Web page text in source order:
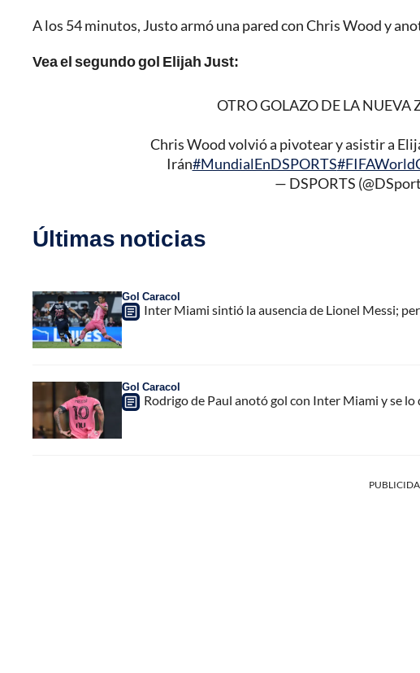
A los 54 minutos, Justo armó una pared con Chris Wood y
Vea el segundo gol Elijah Just:
OTRO GOLAZO DE LA NUEVA
Chris Wood volvió a pivotear y asistir a
Irán#MundialEnDSPORTS
— DSPORTS
Últimas noticias
Gol Caracol
Inter Miami sintió la ausencia de Lionel Messi;
Gol Caracol
Rodrigo de Paul anotó gol con Inter Miami y se lo